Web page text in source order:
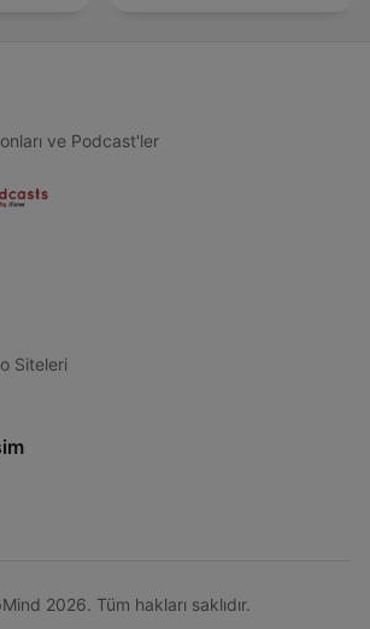
ve Podcast'ler
Siteleri
2026. Tüm hakları saklıdır.